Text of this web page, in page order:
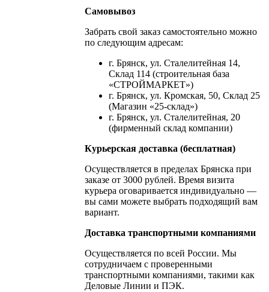
Самовывоз
Забрать свой заказ самостоятельно можно
по следующим адресам:
г. Брянск, ул. Сталелитейная 14,
Склад 114 (строительная база
«СТРОЙМАРКЕТ»)
г. Брянск, ул. Кромская, 50, Склад 25
(Магазин «25-склад»)
г. Брянск, ул. Сталелитейная, 20
(фирменный склад компании)
Курьерская доставка (бесплатная)
Осуществляется в пределах Брянска при
заказе от 3000 рублей. Время визита
курьера оговаривается индивидуально —
вы сами можете выбрать подходящий вам
вариант.
Доставка транспортными компаниями
Осуществляется по всей России. Мы
сотрудничаем с проверенными
транспортными компаниями, такими как
Деловые Линии и ПЭК.